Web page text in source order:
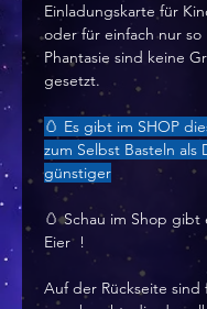
Einladungskarte für
oder für einfach nur so
Phantasie sind keine
gesetzt.
🥚 Es gibt im SHOP
zum Selbst Basteln als
günstiger
🥚 Schau im Shop gibt
Eier !
Auf der Rückseite sind